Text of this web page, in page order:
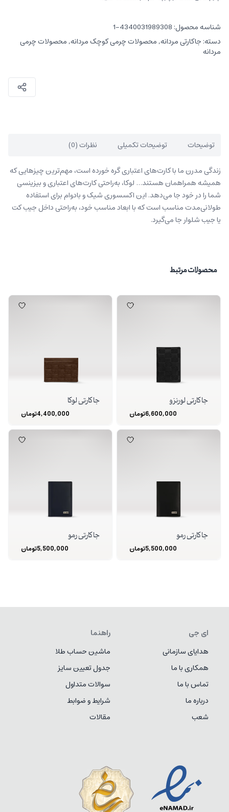
شناسه محصول: 4340031989308-1
دسته: جاکارتی مردانه,محصولات چرمی کوچک مردانه,محصولات چرمی
مردانه
توضیحات توضیحات تکمیلی نظرات (0)
زندگی مدرن ما با کارت‌های اعتباری گره خورده است، مهم‌ترین چیزهایی که
همیشه همراهمان هستند… لوکا، به‌راحتی کارت‌های اعتباری و بیزینسی
شما را در خود جا می‌دهد. این اکسسوری شیک و بادوام برای استفاده
طولانی‌مدت مناسب است که با ابعاد مناسب خود، به‌راحتی داخل جیب کت
یا جیب شلوار جا می‌گیرد.
محصولات مرتبط
جا کارتی لورنزو
6,600,000تومان
جا کارتی لوکا
4,400,000تومان
جا کارتی رمو
5,500,000تومان
جا کارتی رمو
5,500,000تومان
ای جی
هدایای سازمانی
همکاری با ما
تماس با ما
درباره ما
شعب
راهنما
ماشین حساب طلا
جدول تعیین سایز
سوالات متداول
شرایط و ضوابط
مقالات